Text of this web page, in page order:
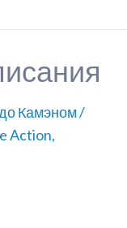
Камэном /
Action,